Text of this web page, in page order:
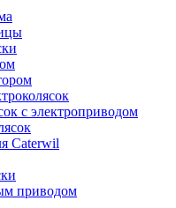
с электроприводом
Caterwil
приводом